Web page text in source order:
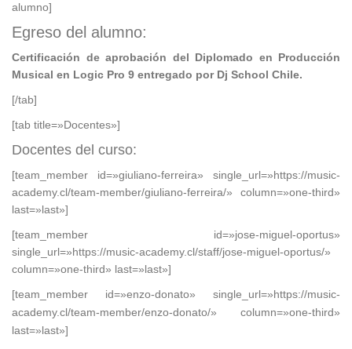
alumno]
Egreso del alumno:
Certificación de aprobación del Diplomado en Producción
Musical en Logic Pro 9 entregado por Dj School Chile.
[/tab]
[tab title=»Docentes»]
Docentes del curso:
[team_member id=»giuliano-ferreira» single_url=»https://music-
academy.cl/team-member/giuliano-ferreira/» column=»one-third»
last=»last»]
[team_member id=»jose-miguel-oportus»
single_url=»https://music-academy.cl/staff/jose-miguel-oportus/»
column=»one-third» last=»last»]
[team_member id=»enzo-donato» single_url=»https://music-
academy.cl/team-member/enzo-donato/» column=»one-third»
last=»last»]